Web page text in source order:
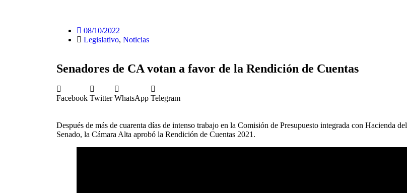
08/10/2022
Legislativo, Noticias
Senadores de CA votan a favor de la Rendición de Cuentas
Facebook Twitter WhatsApp Telegram
Después de más de cuarenta días de intenso trabajo en la Comisión de Presupuesto integrada con Hacienda del
Senado, la Cámara Alta aprobó la Rendición de Cuentas 2021.